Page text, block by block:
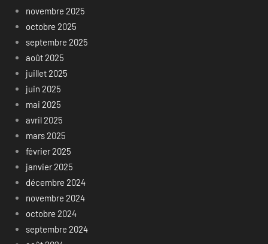
novembre 2025
octobre 2025
septembre 2025
août 2025
juillet 2025
juin 2025
mai 2025
avril 2025
mars 2025
février 2025
janvier 2025
décembre 2024
novembre 2024
octobre 2024
septembre 2024